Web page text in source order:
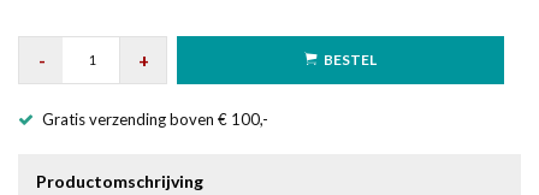
- + BESTEL
Gratis verzending boven € 100,-
Productomschrijving